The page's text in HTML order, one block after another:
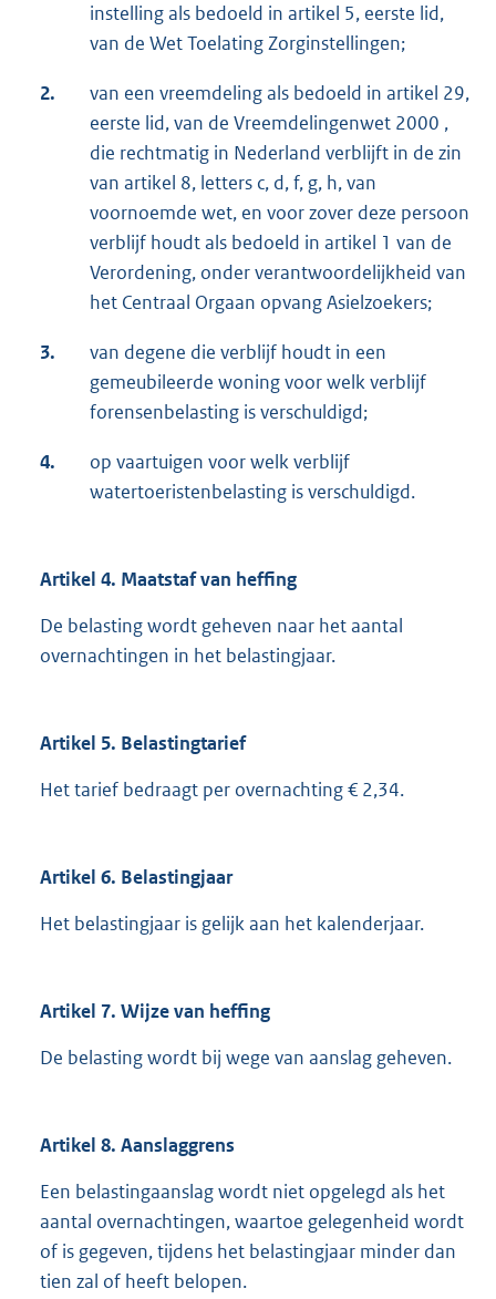
instelling als bedoeld in artikel 5, eerste lid,
van de Wet Toelating Zorginstellingen;
2.
van een vreemdeling als bedoeld in artikel 29,
eerste lid, van de Vreemdelingenwet 2000 ,
die rechtmatig in Nederland verblijft in de zin
van artikel 8, letters c, d, f, g, h, van
voornoemde wet, en voor zover deze persoon
verblijf houdt als bedoeld in artikel 1 van de
Verordening, onder verantwoordelijkheid van
het Centraal Orgaan opvang Asielzoekers;
3.
van degene die verblijf houdt in een
gemeubileerde woning voor welk verblijf
forensenbelasting is verschuldigd;
4.
op vaartuigen voor welk verblijf
watertoeristenbelasting is verschuldigd.
Artikel 4. Maatstaf van heffing
De belasting wordt geheven naar het aantal
overnachtingen in het belastingjaar.
Artikel 5. Belastingtarief
Het tarief bedraagt per overnachting € 2,34.
Artikel 6. Belastingjaar
Het belastingjaar is gelijk aan het kalenderjaar.
Artikel 7. Wijze van heffing
De belasting wordt bij wege van aanslag geheven.
Artikel 8. Aanslaggrens
Een belastingaanslag wordt niet opgelegd als het
aantal overnachtingen, waartoe gelegenheid wordt
of is gegeven, tijdens het belastingjaar minder dan
tien zal of heeft belopen.